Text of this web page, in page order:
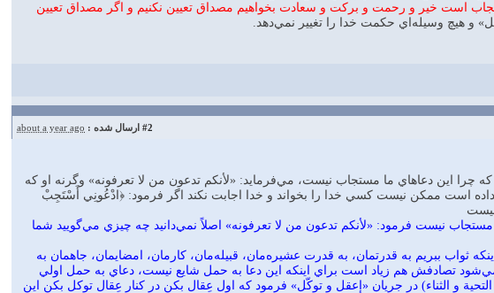
است خير و رحمت و بركت و سعادت بخواهيم مصداق تعيين نكنيم و اگر مصداق تعيين
و هيچ وسيله‌اي حكمت خدا را تغيير نمي‌دهد.
#2 ارسال شده : about a year ago
چرا اين دعاهاي ما مستجاب نيست، مي‌فرمايد: «لأنكم تدعون من لا تعرفونه» وگرنه او كه
است ممكن نيست كسي خدا را بخواند و خدا اجابت نكند اگر فرمود: ﴿ادْعُونِي أَسْتَجِبْ
نيست فرمود: «لأنكم تدعون من لا تعرفونه» اصلاً نمي‌دانيد چه چيزي مي‌گوييد شما
ثواب ببريم به قدرتمان، به قدرت عشيره‌مان، قبيله‌مان، كارمان، امضايمان، جاهمان به
مي‌شود تصادفش هم زياد است براي اينكه اين دعا به حمل شايع نيست، دعاي به حمل اولي
و الثناء) در جريان «إعقل و توكّل» فرمود كه اول عِقال بكن در كنار عِقال توكل بكن اين